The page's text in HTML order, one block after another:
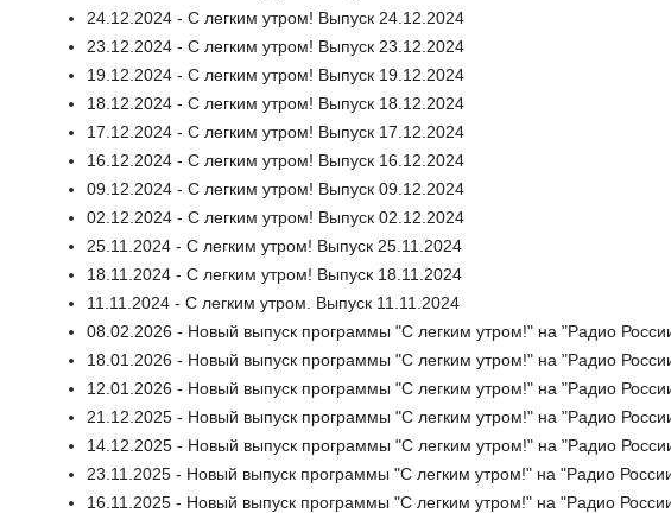
24.12.2024 - С легким утром! Выпуск 24.12.2024
23.12.2024 - С легким утром! Выпуск 23.12.2024
19.12.2024 - С легким утром! Выпуск 19.12.2024
18.12.2024 - С легким утром! Выпуск 18.12.2024
17.12.2024 - С легким утром! Выпуск 17.12.2024
16.12.2024 - С легким утром! Выпуск 16.12.2024
09.12.2024 - С легким утром! Выпуск 09.12.2024
02.12.2024 - С легким утром! Выпуск 02.12.2024
25.11.2024 - С легким утром! Выпуск 25.11.2024
18.11.2024 - С легким утром! Выпуск 18.11.2024
11.11.2024 - С легким утром. Выпуск 11.11.2024
08.02.2026 - Новый выпуск программы "С легким утром!" на "Радио
18.01.2026 - Новый выпуск программы "С легким утром!" на "Радио
12.01.2026 - Новый выпуск программы "С легким утром!" на "Радио
21.12.2025 - Новый выпуск программы "С легким утром!" на "Радио
14.12.2025 - Новый выпуск программы "С легким утром!" на "Радио
23.11.2025 - Новый выпуск программы "С легким утром!" на "Радио
16.11.2025 - Новый выпуск программы "С легким утром!" на "Радио